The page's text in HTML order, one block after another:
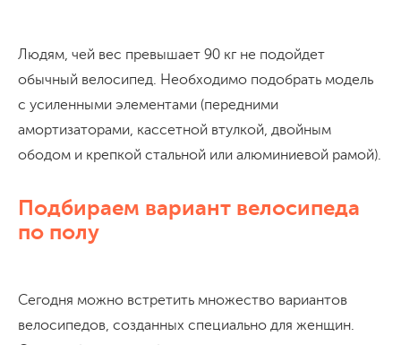
Людям, чей вес превышает 90 кг не подойдет
обычный велосипед. Необходимо подобрать модель
с усиленными элементами (передними
амортизаторами, кассетной втулкой, двойным
ободом и крепкой стальной или алюминиевой рамой).
Подбираем вариант велосипеда
по полу
Сегодня можно встретить множество вариантов
велосипедов, созданных специально для женщин.